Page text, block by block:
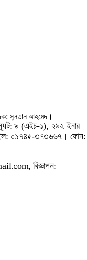
সুলতান আহমেদ।
স্যূট: ৯ (এইচ-১), ২৯২ ইনার
০১৭৪৫-৩৭৩৬৬৭। ফোন:
বিজ্ঞাপন: